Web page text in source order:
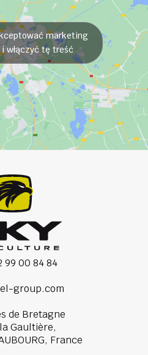
marketing
włączyć tę treść
99 00 84 84
group.com
de Bretagne
Gaultière,
France